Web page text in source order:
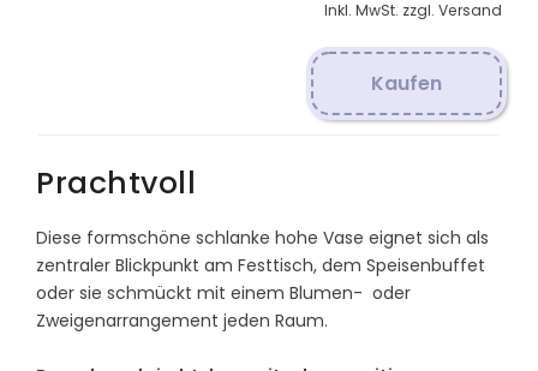
Inkl. MwSt. zzgl. Versand
Kaufen
Prachtvoll
Diese formschöne schlanke hohe Vase eignet sich als
zentraler Blickpunkt am Festtisch, dem Speisenbuffet
oder sie schmückt mit einem Blumen- oder
Zweigenarrangement jeden Raum.